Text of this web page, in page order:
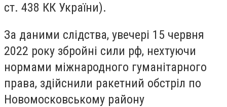
ст. 438 КК України).
За даними слідства, увечері 15 червня
2022 року збройні сили рф, нехтуючи
нормами міжнародного гуманітарного
права, здійснили ракетний обстріл по
Новомосковському району